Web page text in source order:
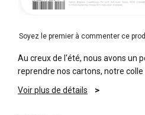
Soyez le premier à commenter ce
Au creux de l'été, nous avons un
reprendre nos cartons, notre colle
Voir plus de détails